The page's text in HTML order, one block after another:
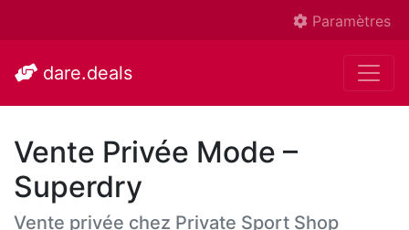
Paramètres
dare.deals
Vente Privée Mode –
Superdry
Vente privée chez Private Sport Shop